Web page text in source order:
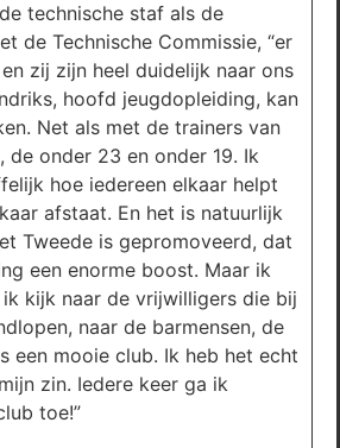
technische staf als de
de Technische Commissie, “er
zij zijn heel duidelijk naar ons
hoofd jeugdopleiding, kan
Net als met de trainers van
de onder 23 en onder 19. Ik
hoe iedereen elkaar helpt
afstaat. En het is natuurlijk
Tweede is gepromoveerd, dat
een enorme boost. Maar ik
kijk naar de vrijwilligers die bij
naar de barmensen, de
een mooie club. Ik heb het echt
zin. Iedere keer ga ik
toe!”